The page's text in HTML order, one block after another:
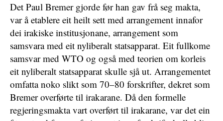
Det Paul Bremer gjorde før han gav frå seg makta,
var å etablere eit heilt sett med arrangement innafor
dei irakiske institusjonane, arrangement som
samsvara med eit nyliberalt statsapparat. Eit fullkome
samsvar med WTO og også med teorien om korleis
eit nyliberalt statsapparat skulle sjå ut. Arrangementet
omfatta noko slikt som 70–80 forskrifter, dekret som
Bremer overførte til irakarane. Då den formelle
regjeringsmakta vart overført til irakarane, var det ein